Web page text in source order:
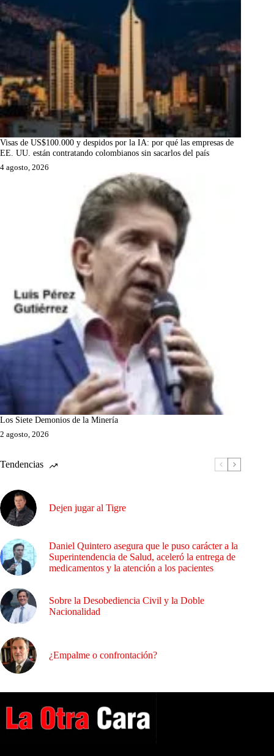
Visas de US$100.000 y despidos por la IA: por qué las empresas de
EE. UU. están contratando colombianos sin sacarlos del país
4 agosto, 2026
Los Siete Demonios de la Minería
2 agosto, 2026
Tendencias
Dejen jugar al Tigre
Daniel Quintero asegura que le puso carácter a la
Superintendencia de Salud, aceleró la entrega de
medicamentos y la atención a los pacientes
Sobre la Desobediencia Civil y la Doble
Nacionalidad
¿Empalme o confrontación?